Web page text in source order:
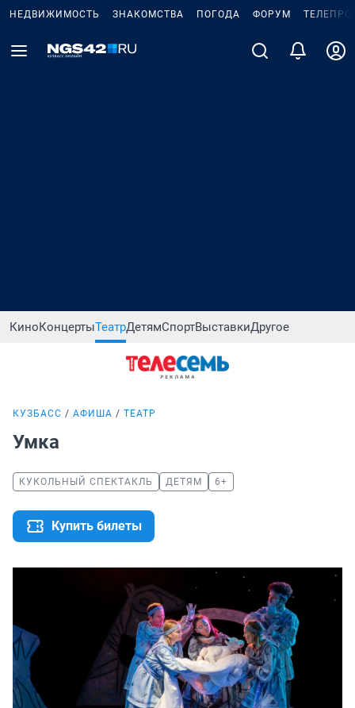
НЕДВИЖИМОСТЬ ЗНАКОМСТВА ПОГОДА ФОРУМ
КиноКонцертыТеатрДетямСпортВыставкиДругое
КУЗБАСС АФИША ТЕАТР
Умка
КУКОЛЬНЫЙ СПЕКТАКЛЬ ДЕТЯМ 6+
Купить билеты